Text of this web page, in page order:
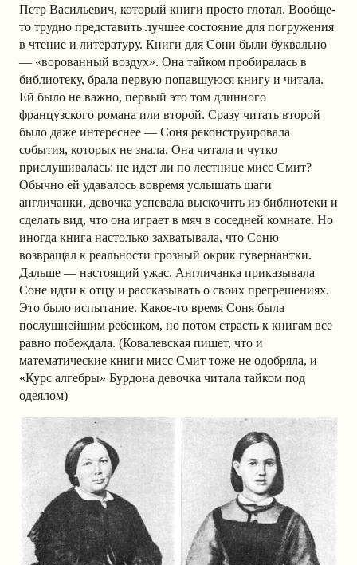
Петр Васильевич, который книги просто глотал. Вообще-
то трудно представить лучшее состояние для погружения
в чтение и литературу. Книги для Сони были буквально
— «ворованный воздух». Она тайком пробиралась в
библиотеку, брала первую попавшуюся книгу и читала.
Ей было не важно, первый это том длинного
французского романа или второй. Сразу читать второй
было даже интереснее — Соня реконструировала
события, которых не знала. Она читала и чутко
прислушивалась: не идет ли по лестнице мисс Смит?
Обычно ей удавалось вовремя услышать шаги
англичанки, девочка успевала выскочить из библиотеки и
сделать вид, что она играет в мяч в соседней комнате. Но
иногда книга настолько захватывала, что Соню
возвращал к реальности грозный окрик гувернантки.
Дальше — настоящий ужас. Англичанка приказывала
Соне идти к отцу и рассказывать о своих прегрешениях.
Это было испытание. Какое-то время Соня была
послушнейшим ребенком, но потом страсть к книгам все
равно побеждала. (Ковалевская пишет, что и
математические книги мисс Смит тоже не одобряла, и
«Курс алгебры» Бурдона девочка читала тайком под
одеялом)